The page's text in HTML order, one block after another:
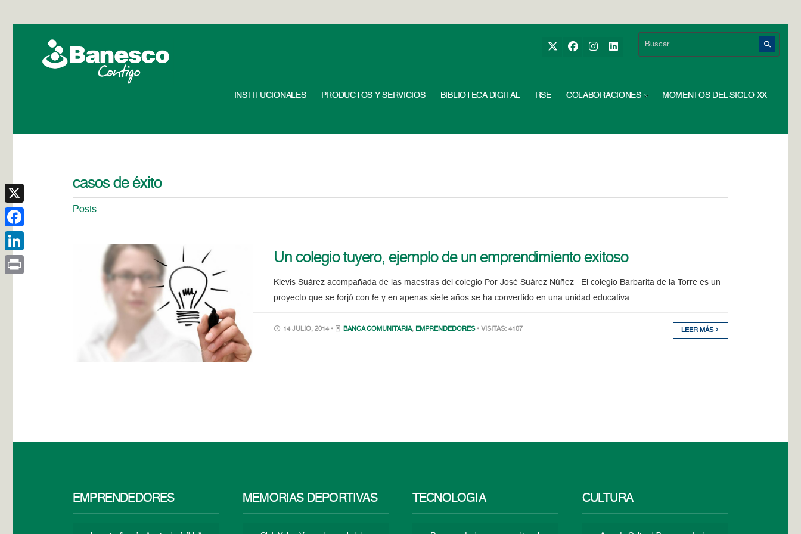
INSTITUCIONALES PRODUCTOS Y SERVICIOS BIBLIOTECA DIGITAL RSE COLABORACIONES MOMENTOS DEL SIGLO XX
casos de éxito
Posts
Un colegio tuyero, ejemplo de un emprendimiento exitoso
Klevis Suárez acompañada de las maestras del colegio Por José Suárez Núñez El colegio Barbarita de la Torre es un
proyecto que se forjó con fe y en apenas siete años se ha convertido en una unidad educativa
14 JULIO, 2014 • BANCA COMUNITARIA, EMPRENDEDORES • VISITAS: 4107 LEER MÁS
EMPRENDEDORES MEMORIAS DEPORTIVAS TECNOLOGÍA CULTURA
X
Facebook
LinkedIn